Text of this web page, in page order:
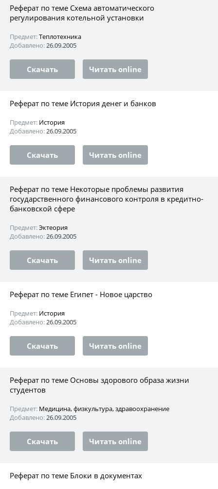
Реферат по теме Схема автоматического
регулирования котельной установки
Предмет:Теплотехника
Добавлено:26.09.2005
Скачать Читать online
Реферат по теме История денег и банков
Предмет: История
Добавлено:26.09.2005
Скачать Читать online
Реферат по теме Некоторые проблемы развития
государственного финансового контроля в кредитно-
банковской сфере
Предмет:Эктеория
Добавлено:26.09.2005
Скачать Читать online
Реферат по теме Египет - Новое царство
Предмет: История
Добавлено:26.09.2005
Скачать Читать online
Реферат по теме Основы здорового образа жизни
студентов
Предмет: Медицина, физкультура, здравоохранение
Добавлено:26.09.2005
Скачать Читать online
Реферат по теме Блоки в документах